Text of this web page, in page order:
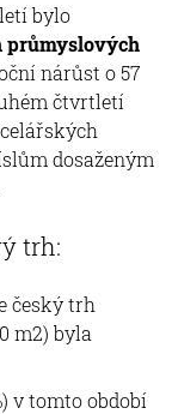
bylo
průmyslových
nárůst o 57
čtvrtletí
dosaženým
trh:
český trh
m2) byla
v tomto období